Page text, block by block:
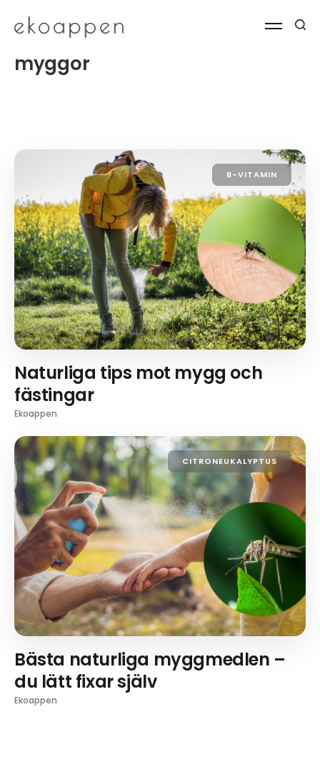
myggor
B-VITAMIN
Naturliga tips mot mygg och
fästingar
Ekoappen
CITRONEUKALYPTUS
Bästa naturliga myggmedlen –
du lätt fixar själv
Ekoappen